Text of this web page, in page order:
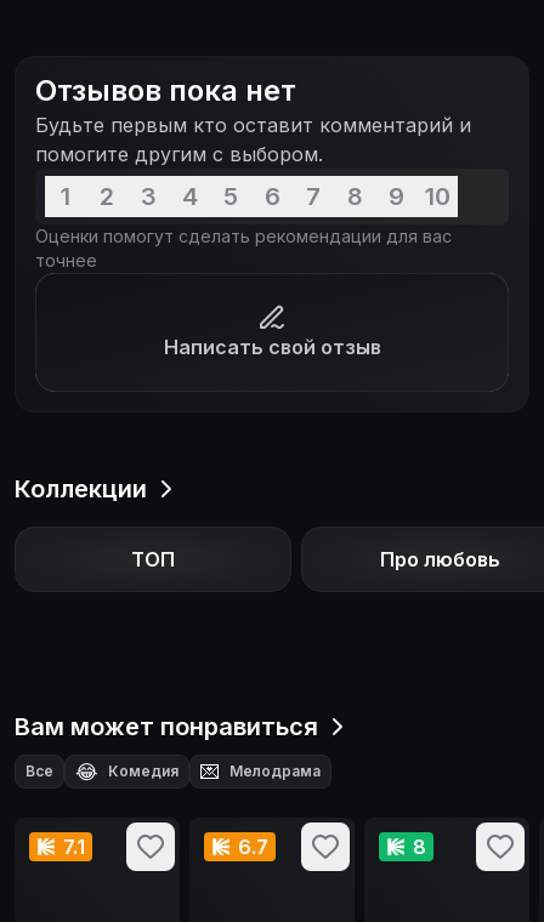
встречаться. Но их дети становятся неразлучными,
и вскоре им самим предстоит понять почему.
Столкновение двух разных миров затронет жизни
не только их самих, но и всех окружающих.
Отзывов пока нет
Будьте первым кто оставит комментарий и
помогите другим с выбором.
1 2 3 4 5 6 7 8 9 10
Оценки помогут сделать рекомендации для вас
точнее
Написать свой отзыв
Коллекции
ТОП Про любовь
Вам может понравиться
Все 😂 Комедия 💌 Мелодрама
7.1 6.7 8